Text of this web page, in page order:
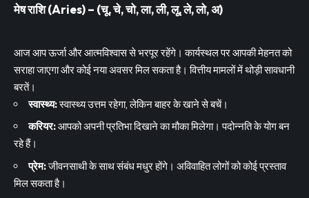
मेष राशि (Aries) – (चू, चे, चो, ला, ली, लू, ले, लो, अ)
आज आप ऊर्जा और आत्मविश्वास से भरपूर रहेंगे। कार्यस्थल पर आपकी मेहनत को
सराहा जाएगा और कोई नया अवसर मिल सकता है। वित्तीय मामलों में थोड़ी सावधानी
बरतें।
स्वास्थ्य:स्वास्थ्य उत्तम रहेगा, लेकिन बाहर के खाने से बचें।
करियर:आपको अपनी प्रतिभा दिखाने का मौका मिलेगा। पदोन्नति के योग बन
रहे हैं।
प्रेम:जीवनसाथी के साथ संबंध मधुर होंगे। अविवाहित लोगों को कोई प्रस्ताव
मिल सकता है।